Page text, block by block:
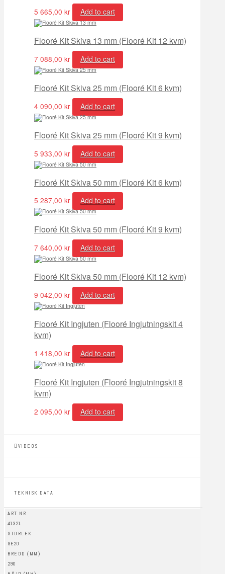
5 665,00 kr Add to cart
Flooré Kit Skiva 13 mm (Flooré Kit 12 kvm)
7 088,00 kr Add to cart
Flooré Kit Skiva 25 mm (Flooré Kit 6 kvm)
4 090,00 kr Add to cart
Flooré Kit Skiva 25 mm (Flooré Kit 9 kvm)
5 933,00 kr Add to cart
Flooré Kit Skiva 50 mm (Flooré Kit 6 kvm)
5 287,00 kr Add to cart
Flooré Kit Skiva 50 mm (Flooré Kit 9 kvm)
7 640,00 kr Add to cart
Flooré Kit Skiva 50 mm (Flooré Kit 12 kvm)
9 042,00 kr Add to cart
Flooré Kit Ingjuten (Flooré Ingjutningskit 4
kvm)
1 418,00 kr Add to cart
Flooré Kit Ingjuten (Flooré Ingjutningskit 8
kvm)
2 095,00 kr Add to cart
VIDEOS
TEKNISK DATA
ART NR
41321
STORLEK
GE20
BREDD (MM)
290